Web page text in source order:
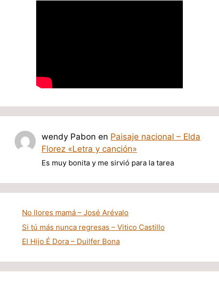
wendy Pabon en Paisaje nacional – Elda
Florez «Letra y canción»
Es muy bonita y me sirvió para la tarea
No llores mamá – José Arévalo
Si tú más nunca regresas – Vitico Castillo
El Hijo É Dora – Duilfer Bona